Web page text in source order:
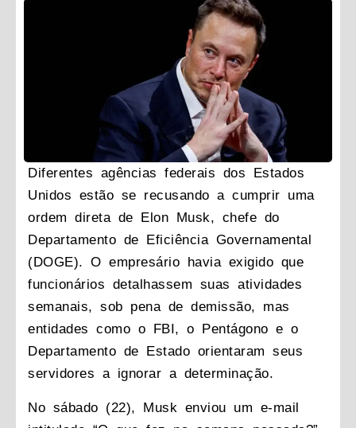
Diferentes agências federais dos Estados
Unidos estão se recusando a cumprir uma
ordem direta de Elon Musk, chefe do
Departamento de Eficiência Governamental
(DOGE). O empresário havia exigido que
funcionários detalhassem suas atividades
semanais, sob pena de demissão, mas
entidades como o FBI, o Pentágono e o
Departamento de Estado orientaram seus
servidores a ignorar a determinação.
No sábado (22), Musk enviou um e-mail